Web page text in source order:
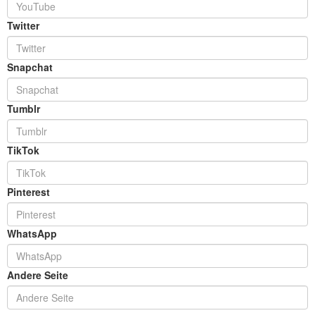
Twitter
Snapchat
Tumblr
TikTok
Pinterest
WhatsApp
Andere Seite